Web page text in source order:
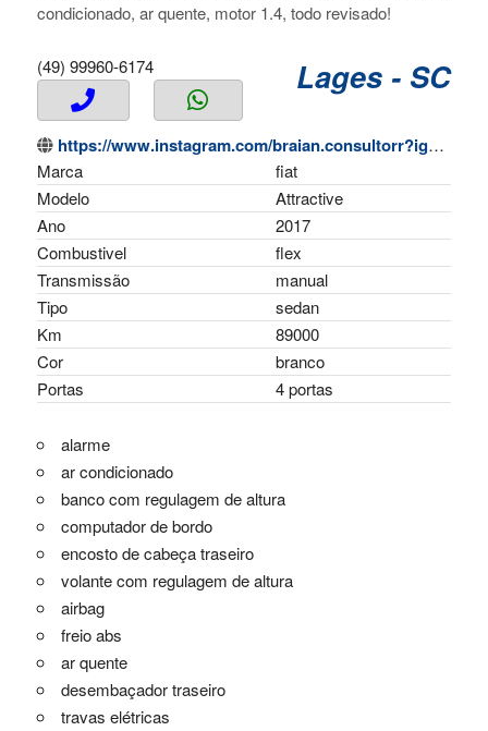
condicionado, ar quente, motor 1.4, todo revisado!
Lages - SC
(49) 99960-6174
https://www.instagram.com/braian.consultorr?igsh=MTFxYm55dWxoMHBxYg%3D%3D&utm_source=qr
Marca
fiat
Modelo
Attractive
Ano
2017
Combustivel
flex
Transmissão
manual
Tipo
sedan
Km
89000
Cor
branco
Portas
4 portas
alarme
ar condicionado
banco com regulagem de altura
computador de bordo
encosto de cabeça traseiro
volante com regulagem de altura
airbag
freio abs
ar quente
desembaçador traseiro
travas elétricas